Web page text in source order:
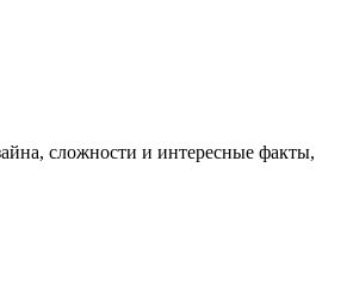
сложности и интересные факты,